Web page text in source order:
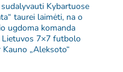
Kybartuose
taurei laimėti, na o
ugdoma komanda
Lietuvos 7×7 futbolo
„Aleksoto“